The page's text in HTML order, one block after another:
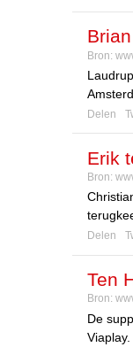
Bron:
Delen
Erik
Bron:
Delen
Ten
Bron:
De